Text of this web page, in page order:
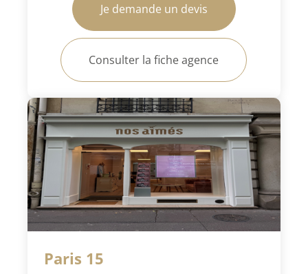
Je demande un devis
Consulter la fiche agence
Paris 15